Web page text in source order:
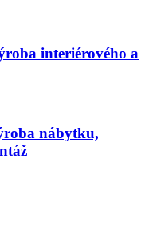
interiérového a
nábytku,